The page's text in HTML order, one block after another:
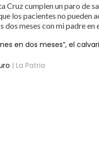
Cruz cumplen un paro de
los pacientes no pueden
meses con mi padre en
en dos meses”, el
| La Patria